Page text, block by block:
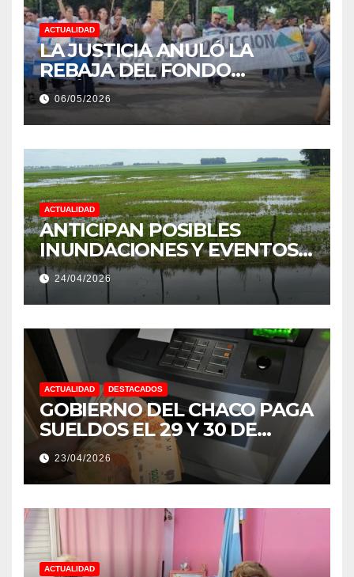
ACTUALIDAD
LA JUSTICIA ANULÓ LA
REBAJA DEL FONDO
ESTÍMULO A EMPLEADOS DE
PRODUCCIÓN DE LA
PROVINCIA DEL CHACO
06/05/2026
ACTUALIDAD
ANTICIPAN POSIBLES
INUNDACIONES Y EVENTOS
EXTREMOS: “PODRÍA SER UN
NIÑO MUY IMPORTANTE”
24/04/2026
ACTUALIDAD DESTACADOS
GOBIERNO DEL CHACO PAGA
SUELDOS EL 29 Y 30 DE
ABRIL, CON EL 2% DE
AUMENTO
23/04/2026
ACTUALIDAD